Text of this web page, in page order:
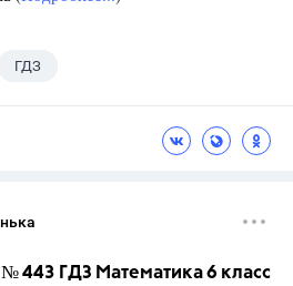
ГДЗ
443 ГДЗ Математика 6 класс